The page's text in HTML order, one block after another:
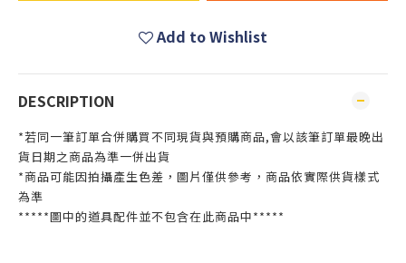
Add to Wishlist
DESCRIPTION
*若同一筆訂單合併購買不同現貨與預購商品,會以該筆訂單最晚出
貨日期之商品為準一併出貨
*商品可能因拍攝產生色差，圖片僅供參考，商品依實際供貨樣式
為準
*****圖中的道具配件並不包含在此商品中*****